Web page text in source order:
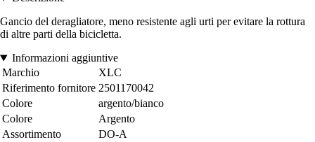
Gancio del deragliatore, meno resistente agli urti per evitare la rottura
di altre parti della bicicletta.
Informazioni aggiuntive
Marchio
XLC
Riferimento fornitore 2501170042
Colore
argento/bianco
Colore
Argento
Assortimento
DO-A